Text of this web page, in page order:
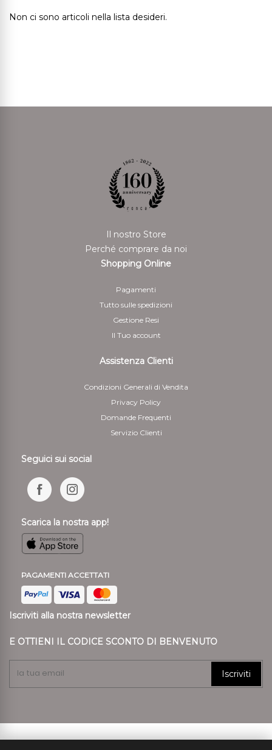
Non ci sono articoli nella lista desideri.
Il nostro Store
Perché comprare da noi
Shopping Online
Pagamenti
Tutto sulle spedizioni
Gestione Resi
Il Tuo account
Assistenza Clienti
Condizioni Generali di Vendita
Privacy Policy
Domande Frequenti
Servizio Clienti
Seguici sui social
Scarica la nostra app!
PAGAMENTI ACCETTATI
Iscriviti alla nostra newsletter
E OTTIENI IL CODICE SCONTO DI BENVENUTO
Iscriviti
© 2024 Ronca Style P.I. 01807890239 REA VR 197557